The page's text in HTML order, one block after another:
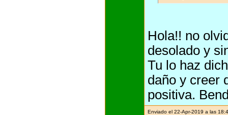
Hola!! no
desolado y
Tu lo haz
daño y creer
positiva.
Enviado el 22-Apr-2019 a las